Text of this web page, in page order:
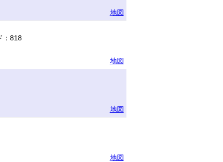
地図
：818
地図
地図
地図